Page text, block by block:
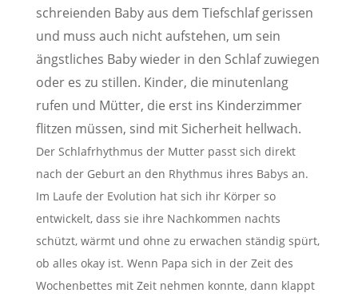
schreienden Baby aus dem Tiefschlaf gerissen
und muss auch nicht aufstehen, um sein
ängstliches Baby wieder in den Schlaf zuwiegen
oder es zu stillen. Kinder, die minutenlang
rufen und Mütter, die erst ins Kinderzimmer
flitzen müssen, sind mit Sicherheit hellwach.
Der Schlafrhythmus der Mutter passt sich direkt
nach der Geburt an den Rhythmus ihres Babys an.
Im Laufe der Evolution hat sich ihr Körper so
entwickelt, dass sie ihre Nachkommen nachts
schützt, wärmt und ohne zu erwachen ständig spürt,
ob alles okay ist. Wenn Papa sich in der Zeit des
Wochenbettes mit Zeit nehmen konnte, dann klappt